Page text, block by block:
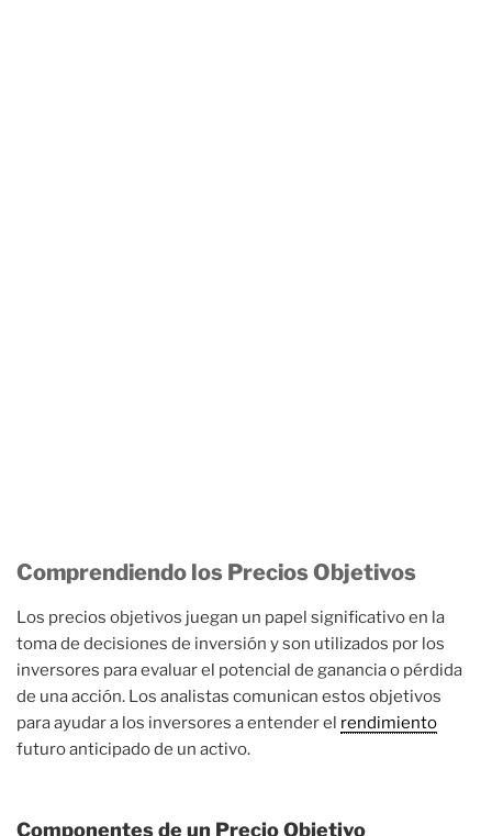
Comprendiendo los Precios Objetivos
Los precios objetivos juegan un papel significativo en la
toma de decisiones de inversión y son utilizados por los
inversores para evaluar el potencial de ganancia o pérdida
de una acción. Los analistas comunican estos objetivos
para ayudar a los inversores a entender el rendimiento
futuro anticipado de un activo.
Componentes de un Precio Objetivo